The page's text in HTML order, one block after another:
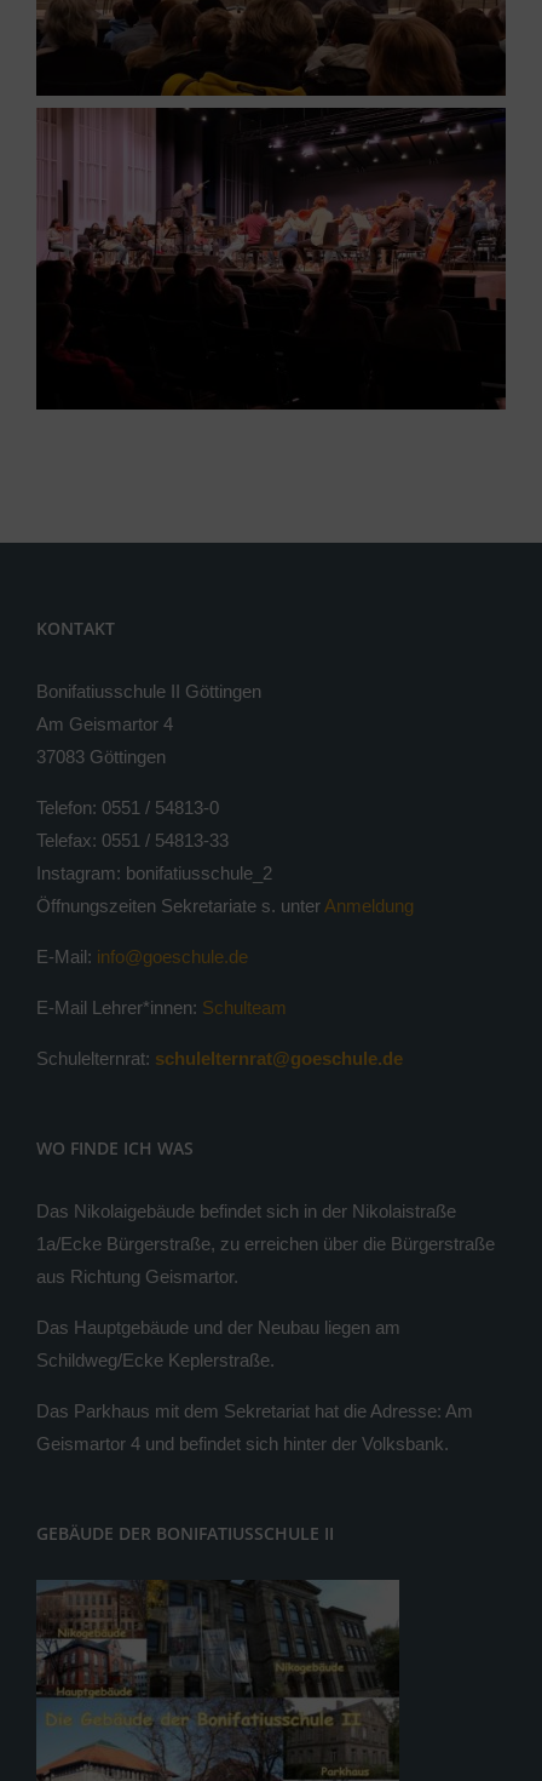
KONTAKT
Bonifatiusschule II Göttingen
Am Geismartor 4
37083 Göttingen
Telefon: 0551 / 54813-0
Telefax: 0551 / 54813-33
Instagram: bonifatiusschule_2
Öffnungszeiten Sekretariate s. unter Anmeldung
E-Mail: info@goeschule.de
E-Mail Lehrer*innen: Schulteam
Schulelternrat: schulelternrat@goeschule.de
WO FINDE ICH WAS
Das Nikolaigebäude befindet sich in der Nikolaistraße
1a/Ecke Bürgerstraße, zu erreichen über die Bürgerstraße
aus Richtung Geismartor.
Das Hauptgebäude und der Neubau liegen am
Schildweg/Ecke Keplerstraße.
Das Parkhaus mit dem Sekretariat hat die Adresse: Am
Geismartor 4 und befindet sich hinter der Volksbank.
GEBÄUDE DER BONIFATIUSSCHULE II